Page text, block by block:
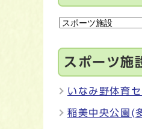
スポーツ施
いなみ野体育
稲美中央公園(